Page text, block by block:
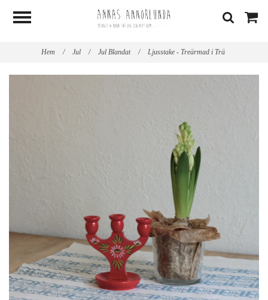
Hem / Jul / Jul Blandat / Ljusstake - Treärmad i Trä